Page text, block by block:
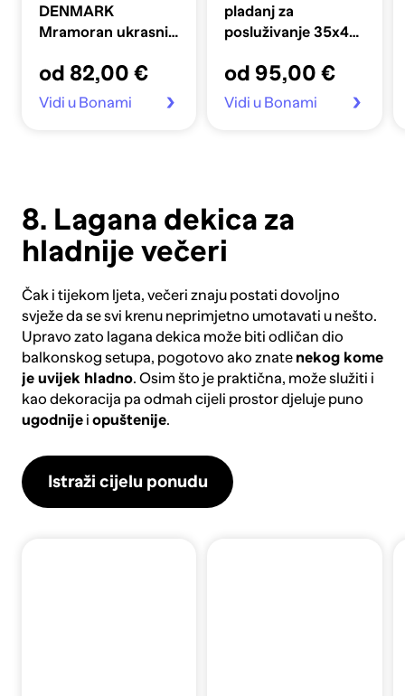
DENMARK
Mramoran ukrasni
Marble
od 82,00 €
Vidi u Bonami
pladanj za
posluživanje 35x45
od 95,00 €
Vidi u Bonami
8. Lagana dekica za
hladnije večeri
Čak i tijekom ljeta, večeri znaju postati dovoljno
svježe da se svi krenu neprimjetno umotavati u nešto.
Upravo zato lagana dekica može biti odličan dio
balkonskog setupa, pogotovo ako znate nekog kome
je uvijek hladno. Osim što je praktična, može služiti i
kao dekoracija pa odmah cijeli prostor djeluje puno
ugodnijei opuštenije.
Istraži cijelu ponudu